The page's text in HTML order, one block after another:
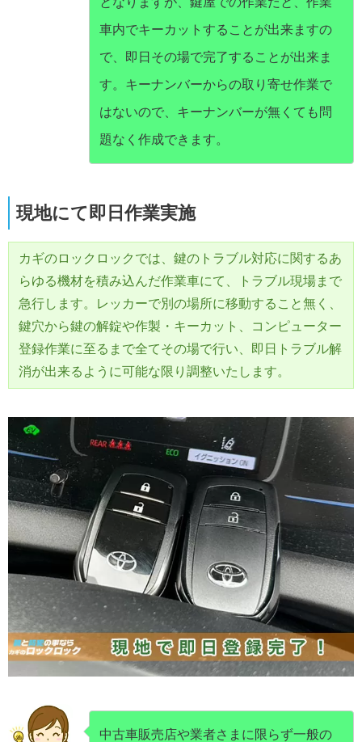
車内でキーカットすることが出来ますの
で、即日その場で完了することが出来ま
す。キーナンバーからの取り寄せ作業で
はないので、キーナンバーが無くても問
題なく作成できます。
現地にて即日作業実施
カギのロックロックでは、鍵のトラブル対応に関するあ
らゆる機材を積み込んだ作業車にて、トラブル現場まで
急行します。レッカーで別の場所に移動すること無く、
鍵穴から鍵の解錠や作製・キーカット、コンピューター
登録作業に至るまで全てその場で行い、即日トラブル解
消が出来るように可能な限り調整いたします。
中古車販売店や業者さまに限らず一般の